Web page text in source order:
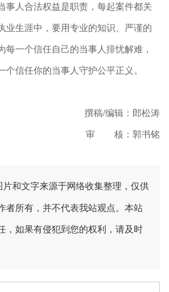
事人合法权益是职责，每起案件都关
业生涯中，要用专业的知识、严谨的
每一个信任自己的当事人排忧解难，
个信任你的当事人守护公平正义。
撰稿/编辑：郎松涛
审 核：郭书铭
和文字来源于网络收集整理，仅供
者所有，并不代表我站观点。本站
，如果有侵犯到您的权利，请及时